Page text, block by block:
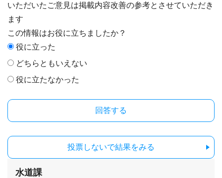
いただいたご意見は掲載内容改善の参考とさせていただき
ます
この情報はお役に立ちましたか？
役に立った
どちらともいえない
役に立たなかった
投票しないで結果をみる
水道課